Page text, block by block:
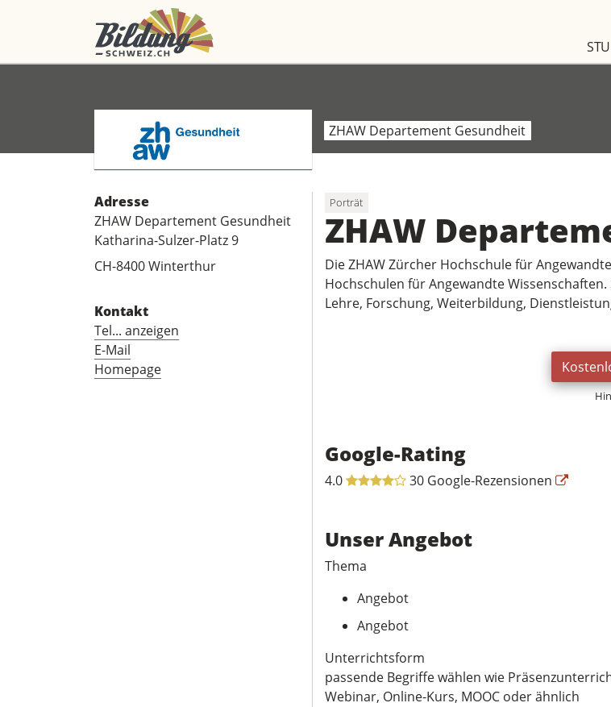
ZHAW Departement Gesundheit
Adresse
ZHAW Departement Gesundheit
Katharina-Sulzer-Platz 9
CH-8400 Winterthur
Kontakt
Tel... anzeigen
E-Mail
Homepage
Porträt
ZHAW
Die ZHAW Zürcher Hochschule für
Hochschulen für Angewandte
Lehre, Forschung, Weiterbildung,
Google-Rating
4.0 30 Google-Rezensionen
Unser Angebot
Thema
Angebot
Angebot
Unterrichtsform
passende Begriffe wählen wie
Webinar, Online-Kurs, MOOC oder ähnlich